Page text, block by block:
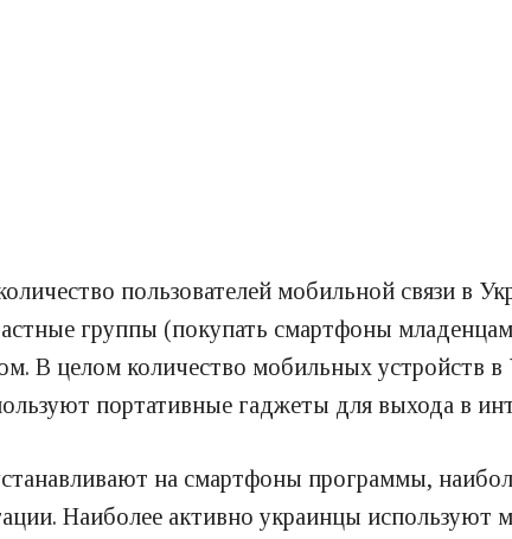
пользователей мобильной связи в
группы (покупать смартфоны
В целом количество мобильных устройств
портативные гаджеты для выхода в
на смартфоны программы,
Наиболее активно украинцы используют